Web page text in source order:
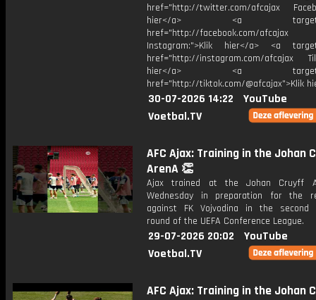
href="http://twitter.com/afcajax
hier</a> <a
href="http://facebook.com/afcajax
Instagram:">Klik hier</a> <a
href="http://instagram.com/afcajax
hier</a> <a
href="http://tiktok.com/@afcajax">Klik
30-07-2026 14:22
YouTube
Voetbal.TV
AFC Ajax: Training in the Johan
ArenA 👏
Ajax trained at the Johan Cruyff
Wednesday in preparation for the
against FK Vojvodina in the second
round of the UEFA Conference League.
29-07-2026 20:02
YouTube
Voetbal.TV
AFC Ajax: Training in the Johan